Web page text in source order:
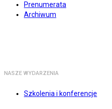
Prenumerata
Archiwum
NASZE WYDARZENIA
Szkolenia i konferencje